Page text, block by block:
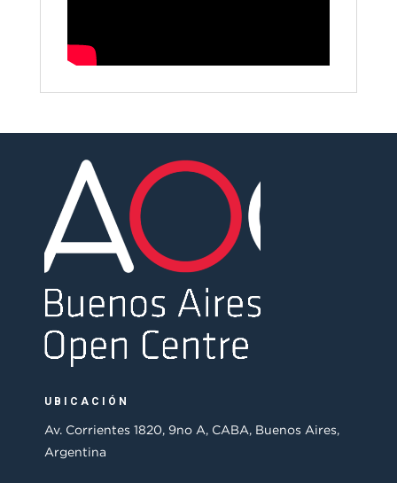
UBICACIÓN
Av. Corrientes 1820, 9no A, CABA, Buenos Aires,
Argentina